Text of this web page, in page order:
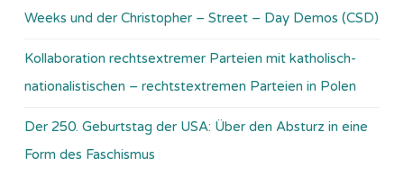
Weeks und der Christopher – Street – Day Demos (CSD)
Kollaboration rechtsextremer Parteien mit katholisch-
nationalistischen – rechtstextremen Parteien in Polen
Der 250. Geburtstag der USA: Über den Absturz in eine
Form des Faschismus